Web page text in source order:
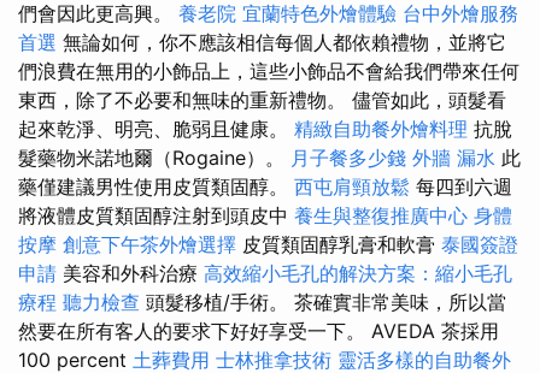
們會因此更高興。 養老院 宜蘭特色外燴體驗 台中外燴服務
首選 無論如何，你不應該相信每個人都依賴禮物，並將它
們浪費在無用的小飾品上，這些小飾品不會給我們帶來任何
東西，除了不必要和無味的重新禮物。 儘管如此，頭髮看
起來乾淨、明亮、脆弱且健康。 精緻自助餐外燴料理 抗脫
髮藥物米諾地爾（Rogaine）。 月子餐多少錢 外牆 漏水 此
藥僅建議男性使用皮質類固醇。 西屯肩頸放鬆 每四到六週
將液體皮質類固醇注射到頭皮中 養生與整復推廣中心 身體
按摩 創意下午茶外燴選擇 皮質類固醇乳膏和軟膏 泰國簽證
申請 美容和外科治療 高效縮小毛孔的解決方案：縮小毛孔
療程 聽力檢查 頭髮移植/手術。 茶確實非常美味，所以當
然要在所有客人的要求下好好享受一下。 AVEDA 茶採用
100 percent 土葬費用 士林推拿技術 靈活多樣的自助餐外